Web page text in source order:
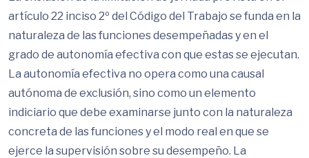
artículo 22 inciso 2º del Código del Trabajo se funda en la
naturaleza de las funciones desempeñadas y en el
grado de autonomía efectiva con que estas se ejecutan.
La autonomía efectiva no opera como una causal
autónoma de exclusión, sino como un elemento
indiciario que debe examinarse junto con la naturaleza
concreta de las funciones y el modo real en que se
ejerce la supervisión sobre su desempeño. La